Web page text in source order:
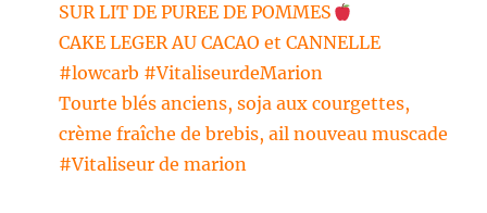
SUR LIT DE PUREE DE POMMES
CAKE LEGER AU CACAO et CANNELLE
#lowcarb #VitaliseurdeMarion
Tourte blés anciens, soja aux courgettes,
crème fraîche de brebis, ail nouveau muscade
#Vitaliseur de marion